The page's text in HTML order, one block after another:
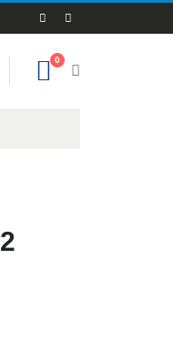
0